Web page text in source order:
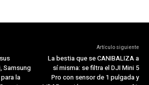
Samsung
la
Artículo siguiente
La bestia que se CANIBALIZA a
sí misma: se filtra el DJI Mini 5
Pro con sensor de 1 pulgada y